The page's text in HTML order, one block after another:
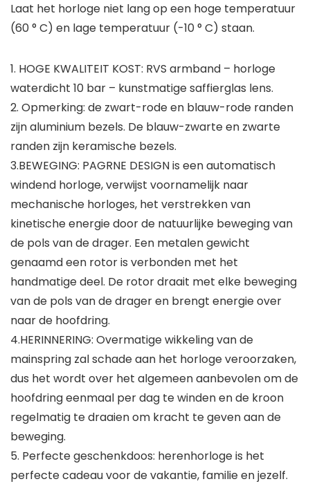
Laat het horloge niet lang op een hoge temperatuur
(60 ° C) en lage temperatuur (-10 ° C) staan.
1. HOGE KWALITEIT KOST: RVS armband – horloge
waterdicht 10 bar – kunstmatige saffierglas lens.
2. Opmerking: de zwart-rode en blauw-rode randen
zijn aluminium bezels. De blauw-zwarte en zwarte
randen zijn keramische bezels.
3.BEWEGING: PAGRNE DESIGN is een automatisch
windend horloge, verwijst voornamelijk naar
mechanische horloges, het verstrekken van
kinetische energie door de natuurlijke beweging van
de pols van de drager. Een metalen gewicht
genaamd een rotor is verbonden met het
handmatige deel. De rotor draait met elke beweging
van de pols van de drager en brengt energie over
naar de hoofdring.
4.HERINNERING: Overmatige wikkeling van de
mainspring zal schade aan het horloge veroorzaken,
dus het wordt over het algemeen aanbevolen om de
hoofdring eenmaal per dag te winden en de kroon
regelmatig te draaien om kracht te geven aan de
beweging.
5. Perfecte geschenkdoos: herenhorloge is het
perfecte cadeau voor de vakantie, familie en jezelf.